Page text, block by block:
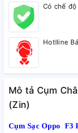
Có chế
Hotlline
Mô tả Cụm
(Zin)
Cụm Sạc Oppo F3